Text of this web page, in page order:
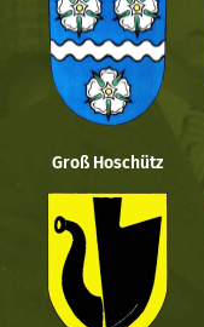
Groß Hoschütz